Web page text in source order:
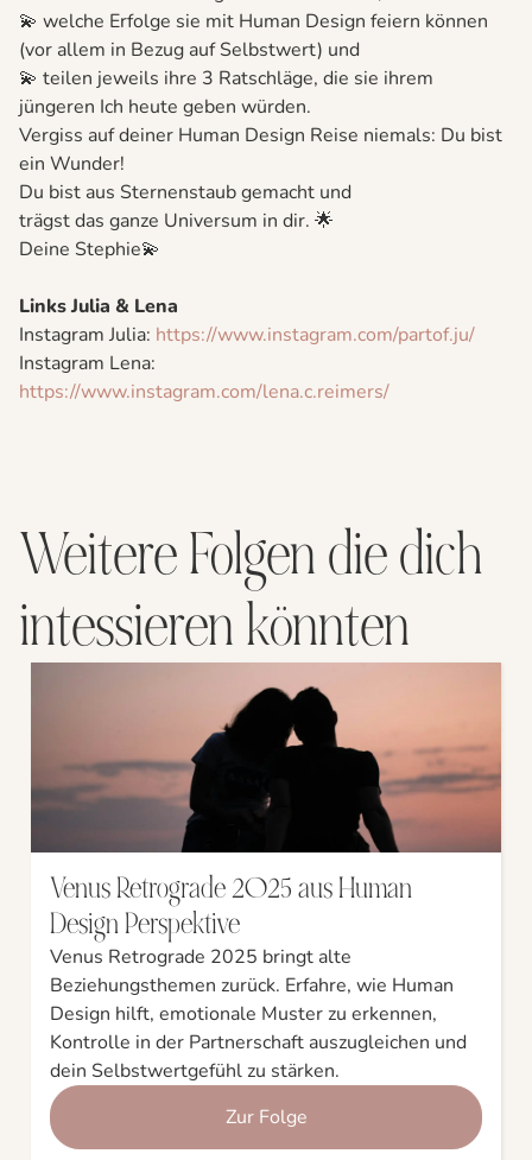
💫 welche Erfolge sie mit Human Design feiern können
(vor allem in Bezug auf Selbstwert) und
💫 teilen jeweils ihre 3 Ratschläge, die sie ihrem
jüngeren Ich heute geben würden.
Vergiss auf deiner Human Design Reise niemals: Du bist
ein Wunder!
Du bist aus Sternenstaub gemacht und
trägst das ganze Universum in dir. 🌟
Deine Stephie💫
Links Julia & Lena
Instagram Julia: ⁠https://www.instagram.com/partof.ju/⁠
Instagram Lena:
⁠https://www.instagram.com/lena.c.reimers/
Weitere Folgen die dich
intessieren könnten
Venus Retrograde 2025 aus Human
Design Perspektive
Venus Retrograde 2025 bringt alte
Beziehungsthemen zurück. Erfahre, wie Human
Design hilft, emotionale Muster zu erkennen,
Kontrolle in der Partnerschaft auszugleichen und
dein Selbstwertgefühl zu stärken.
Zur Folge